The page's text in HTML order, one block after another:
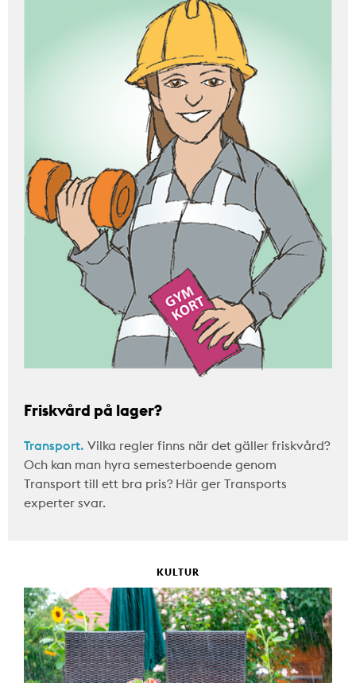
Friskvård på lager?
Transport. Vilka regler finns när det gäller friskvård?
Och kan man hyra semesterboende genom
Transport till ett bra pris? Här ger Transports
experter svar.
KULTUR